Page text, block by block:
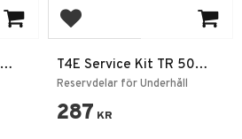
Add to favorites
T4E Service Kit TR 50
Gen2 7,5J
Reservdelar för Underhåll
287 KR